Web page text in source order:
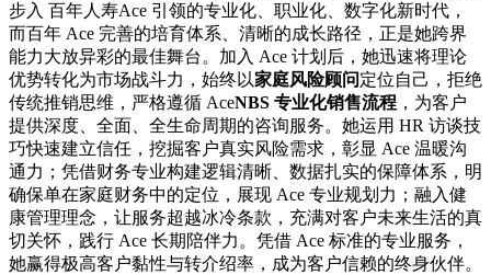
步入 百年人寿Ace 引领的专业化、职业化、数字化新时代，
而百年 Ace 完善的培育体系、清晰的成长路径，正是她跨界
能力大放异彩的最佳舞台。加入 Ace 计划后，她迅速将理论
优势转化为市场战斗力，始终以家庭风险顾问定位自己，拒绝
传统推销思维，严格遵循 AceNBS 专业化销售流程 ，为客户
提供深度、全面、全生命周期的咨询服务。她运用 HR 访谈技
巧快速建立信任，挖掘客户真实风险需求，彰显 Ace 温暖沟
通力；凭借财务专业构建逻辑清晰、数据扎实的保障体系，明
确保单在家庭财务中的定位，展现 Ace 专业规划力；融入健
康管理理念，让服务超越冰冷条款，充满对客户未来生活的真
切关怀，践行 Ace 长期陪伴力。凭借 Ace 标准的专业服务，
她赢得极高客户黏性与转介绍率，成为客户信赖的终身伙伴。